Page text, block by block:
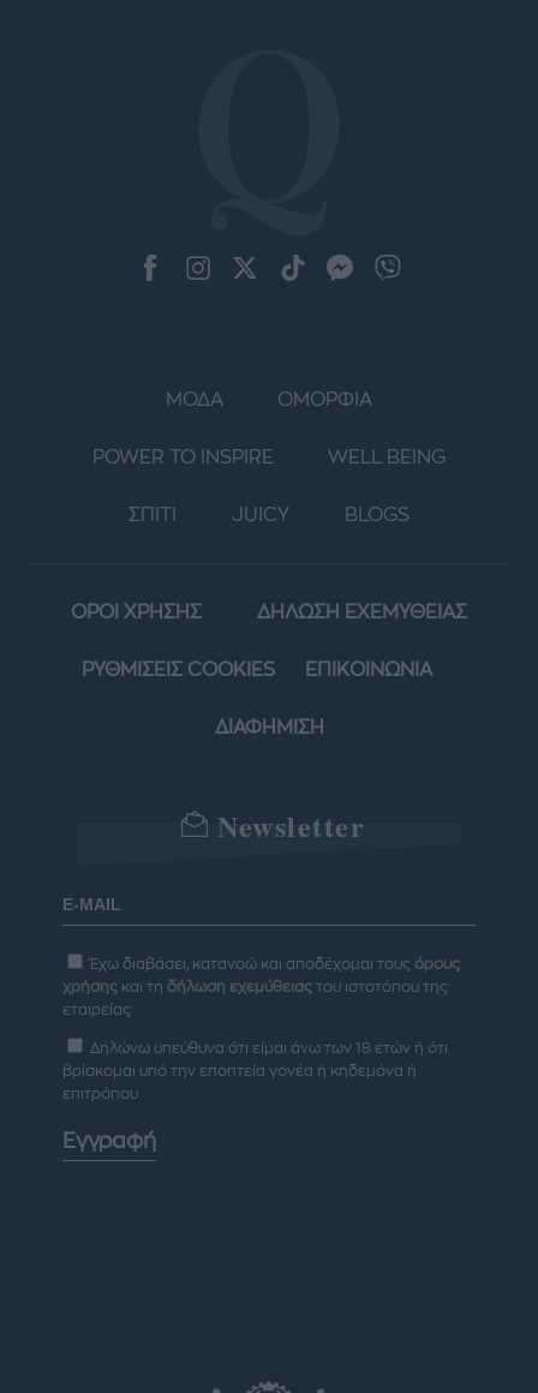
ΜΟΔΑ ΟΜΟΡΦΙΑ
POWER TO INSPIRE WELL BEING
ΣΠΙΤΙ JUICY BLOGS
ΟΡΟΙ ΧΡΗΣΗΣ ΔΗΛΩΣΗ ΕΧΕΜΥΘΕΙΑΣ
ΡΥΘΜΙΣΕΙΣ COOKIES ΕΠΙΚΟΙΝΩΝΙΑ
ΔΙΑΦΗΜΙΣΗ
Newsletter
Έχω διαβάσει, κατανοώ και αποδέχομαι τους όρους
χρήσης και τη δήλωση εχεμύθειας του ιστοτόπου της
εταιρείας
Δηλώνω υπεύθυνα ότι είμαι άνω των 18 ετών ή ότι
βρίσκομαι υπό την εποπτεία γονέα ή κηδεμόνα ή
επιτρόπου
Εγγραφή